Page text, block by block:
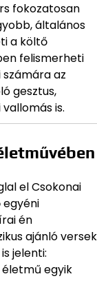
fokozatosan
általános
a költő
felismerheti
az
gesztus,
is.
el Csokonai
én
ajánló versek
jelenti:
életmű egyik